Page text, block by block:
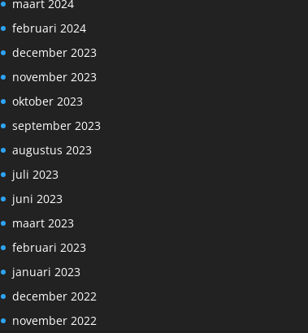
maart 2024
februari 2024
december 2023
november 2023
oktober 2023
september 2023
augustus 2023
juli 2023
juni 2023
maart 2023
februari 2023
januari 2023
december 2022
november 2022